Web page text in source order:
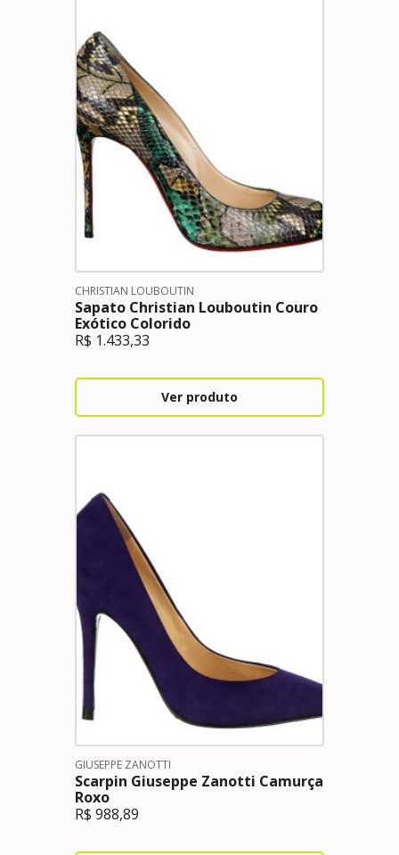
CHRISTIAN LOUBOUTIN
Sapato Christian Louboutin Couro
Exótico Colorido
R$ 1.433,33
Ver produto
GIUSEPPE ZANOTTI
Scarpin Giuseppe Zanotti Camurça
Roxo
R$ 988,89